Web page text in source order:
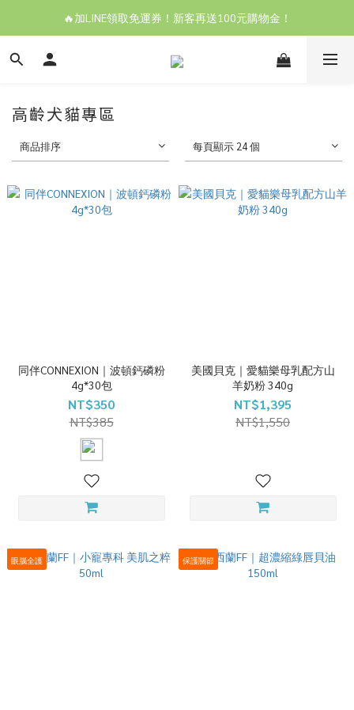
🔥加LINE領取免運券！新客再送100元購物金！
高齡犬貓專區
商品排序 每頁顯示 24 個
同伴CONNEXION｜波頓鈣磷粉
4g*30包
NT$350
NT$385
美國貝克｜愛貓樂母乳配方山
羊奶粉 340g
NT$1,395
NT$1,550
眼腦全護 保護關節